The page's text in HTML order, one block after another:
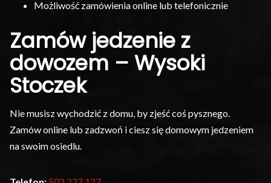
Możliwość zamówienia online lub telefonicznie
Zamów jedzenie z
dowozem – Wysoki
Stoczek
Nie musisz wychodzić z domu, by zjeść coś pysznego.
Zamów online lub zadzwoń i ciesz się domowym jedzeniem
na swoim osiedlu.